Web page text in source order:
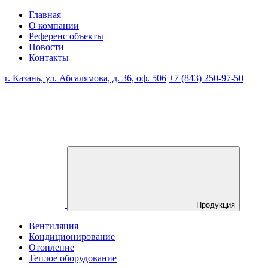
Главная
О компании
Референс объекты
Новости
Контакты
г. Казань, ул. Абсалямова, д. 36, оф. 506 +7 (843) 250-97-50
Продукция
Вентиляция
Кондиционирование
Отопление
Теплое оборудование